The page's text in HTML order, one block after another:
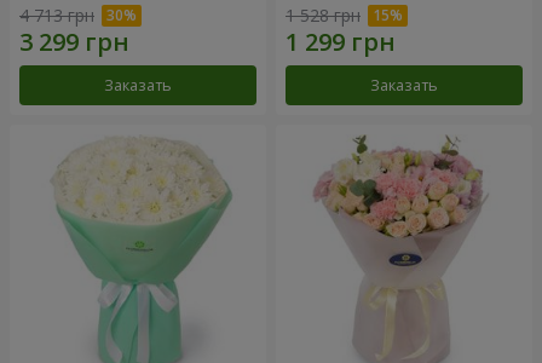
4 713 грн
Заказать
1 528 грн
Заказать